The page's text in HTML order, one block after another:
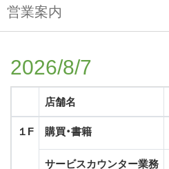
ン
コ
営業案内
2026/8/7
店舗名
１F
購買・書籍
サービスカウンター業務